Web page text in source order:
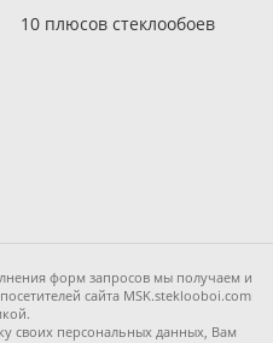
10 плюсов стеклообоев
форм запросов мы получаем и
сайта MSK.steklooboi.com
своих персональных данных, Вам